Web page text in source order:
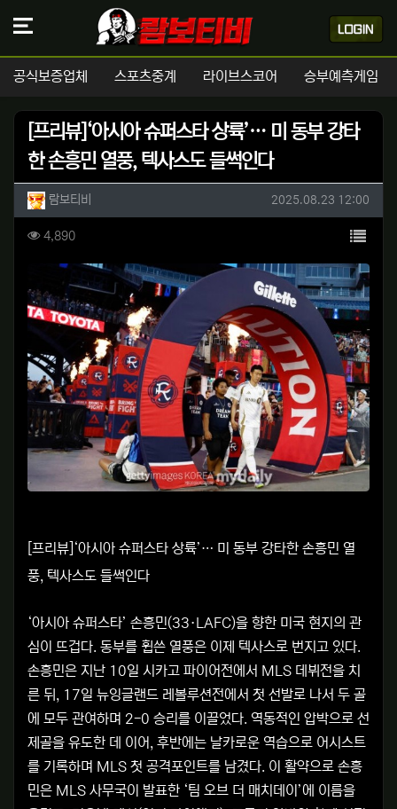
공식보증업체 스포츠중계 라이브스코어 승부예측게임
[프리뷰]‘아시아 슈퍼스타 상륙’… 미 동부 강타
한 손흥민 열풍, 텍사스도 들썩인다
작성자 정보
람보티비 작성일
2025.08.23 12:00
컨텐츠 정보
4,890조회 목록
[프리뷰]‘아시아 슈퍼스타 상륙’… 미 동부 강타한 손흥민 열
풍, 텍사스도 들썩인다
‘아시아 슈퍼스타’ 손흥민(33·LAFC)을 향한 미국 현지의 관
심이 뜨겁다. 동부를 휩쓴 열풍은 이제 텍사스로 번지고 있다.
손흥민은 지난 10일 시카고 파이어전에서 MLS 데뷔전을 치
른 뒤, 17일 뉴잉글랜드 레볼루션전에서 첫 선발로 나서 두 골
에 모두 관여하며 2-0 승리를 이끌었다. 역동적인 압박으로 선
제골을 유도한 데 이어, 후반에는 날카로운 역습으로 어시스트
를 기록하며 MLS 첫 공격포인트를 남겼다. 이 활약으로 손흥
민은 MLS 사무국이 발표한 ‘팀 오브 더 매치데이’에 이름을